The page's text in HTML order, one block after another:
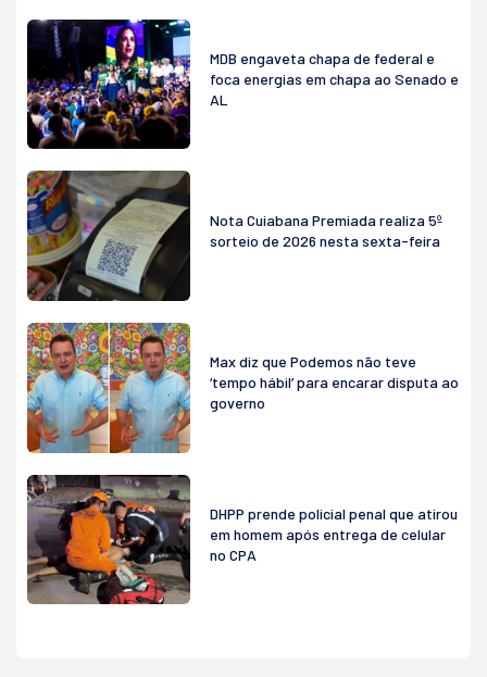
MDB engaveta chapa de federal e
foca energias em chapa ao Senado e
AL
Nota Cuiabana Premiada realiza 5º
sorteio de 2026 nesta sexta-feira
Max diz que Podemos não teve
‘tempo hábil’ para encarar disputa ao
governo
DHPP prende policial penal que atirou
em homem após entrega de celular
no CPA